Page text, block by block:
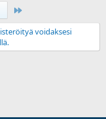
voidaksesi